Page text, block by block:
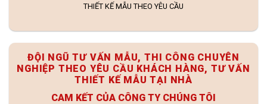
THIẾT KẾ MẪU THEO YÊU CẦU
ĐỘI NGŨ TƯ VẤN MẪU, THI CÔNG CHUYÊN
NGHIỆP THEO YÊU CẦU KHÁCH HÀNG, TƯ VẤN
THIẾT KẾ MẪU TẠI NHÀ
CAM KẾT CỦA CÔNG TY CHÚNG TÔI